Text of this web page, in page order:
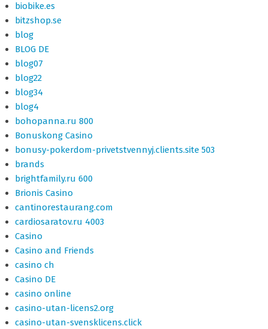
biobike.es
bitzshop.se
blog
BLOG DE
blog07
blog22
blog34
blog4
bohopanna.ru 800
Bonuskong Casino
bonusy-pokerdom-privetstvennyj.clients.site 503
brands
brightfamily.ru 600
Brionis Casino
cantinorestaurang.com
cardiosaratov.ru 4003
Casino
Casino and Friends
casino ch
Casino DE
casino online
casino-utan-licens2.org
casino-utan-svensklicens.click